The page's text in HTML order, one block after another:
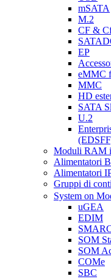
mSATA
M.2
CF &
EP
eMMC
MMC
HD
SATA
U.2
Moduli RAM
Alimentatori
Alimentatori
Gruppi di
System on
uGEA
EDIM
SOM
SOM
COMe
SBC